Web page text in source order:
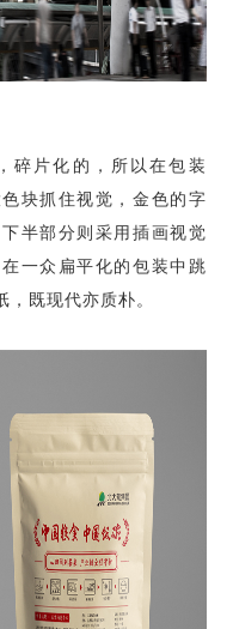
碎片化的，所以在包装
块抓住视觉，金色的字
半部分则采用插画视觉
一众扁平化的包装中跳
既现代亦质朴。